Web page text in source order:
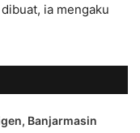
ia mengaku
Banjarmasin